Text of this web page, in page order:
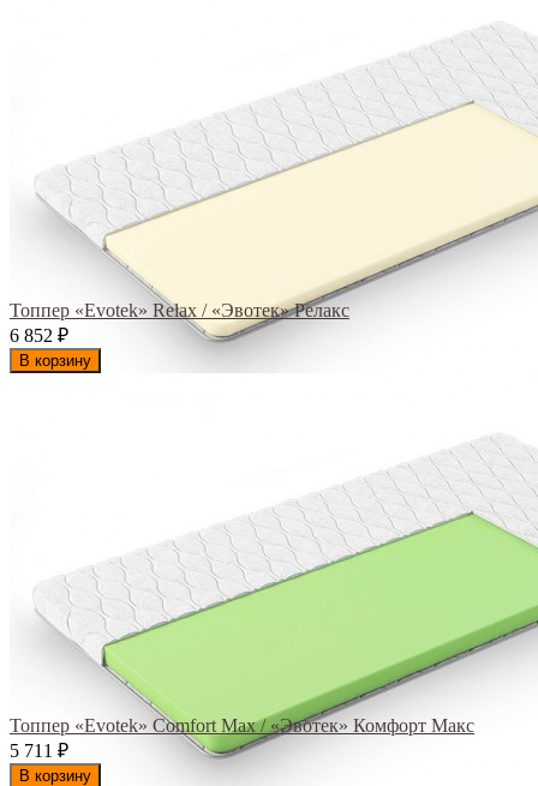
Топпер «Evotek» Relax / «Эвотек» Релакс
6 852 ₽
В корзину
Топпер «Evotek» Comfort Max / «Эвотек» Комфорт Макс
5 711
₽
В корзину